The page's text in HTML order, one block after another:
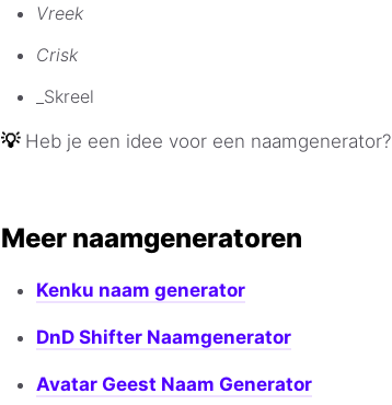
Vreek
Crisk
_Skreel
💡 Heb je een idee voor een naamgenerator?
Meer naamgeneratoren
Kenku naam generator
DnD Shifter Naamgenerator
Avatar Geest Naam Generator